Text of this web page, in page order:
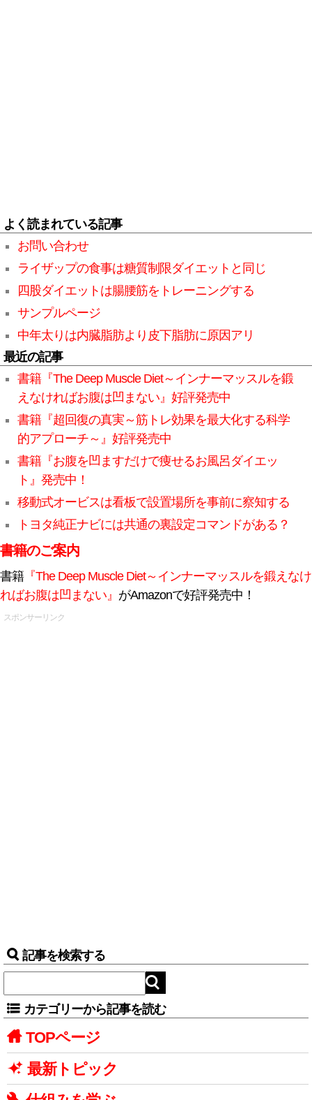
よく読まれている記事
お問い合わせ
ライザップの食事は糖質制限ダイエットと同じ
四股ダイエットは腸腰筋をトレーニングする
サンプルページ
中年太りは内臓脂肪より皮下脂肪に原因アリ
最近の記事
書籍『The Deep Muscle Diet～インナーマッスルを鍛
えなければお腹は凹まない』好評発売中
書籍『超回復の真実～筋トレ効果を最大化する科学
的アプローチ～』好評発売中
書籍『お腹を凹ますだけで痩せるお風呂ダイエッ
ト』発売中！
移動式オービスは看板で設置場所を事前に察知する
トヨタ純正ナビには共通の裏設定コマンドがある？
書籍のご案内
書籍『The Deep Muscle Diet～インナーマッスルを鍛えなけ
ればお腹は凹まない』 がAmazonで好評発売中！
スポンサーリンク
記事を検索する
カテゴリーから記事を読む
TOPページ
最新トピック